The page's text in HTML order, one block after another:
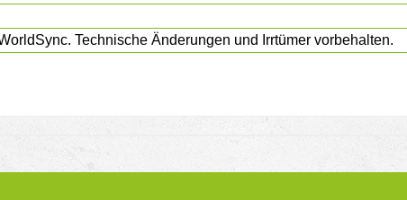
Technische Änderungen und Irrtümer vorbehalten.